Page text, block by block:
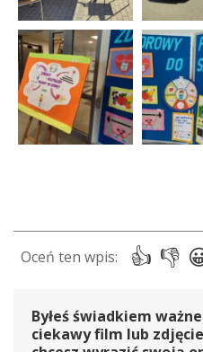
Byłeś świadkiem
ciekawy film lub